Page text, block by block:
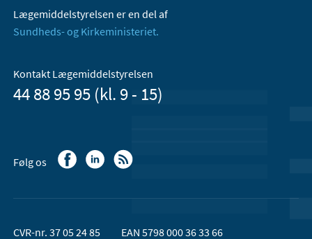
Lægemiddelstyrelsen er en del af
Sundheds- og Kirkeministeriet.
Kontakt Lægemiddelstyrelsen
44 88 95 95 (kl. 9 - 15)
Følg os
CVR-nr. 37 05 24 85 EAN 5798 000 36 33 66